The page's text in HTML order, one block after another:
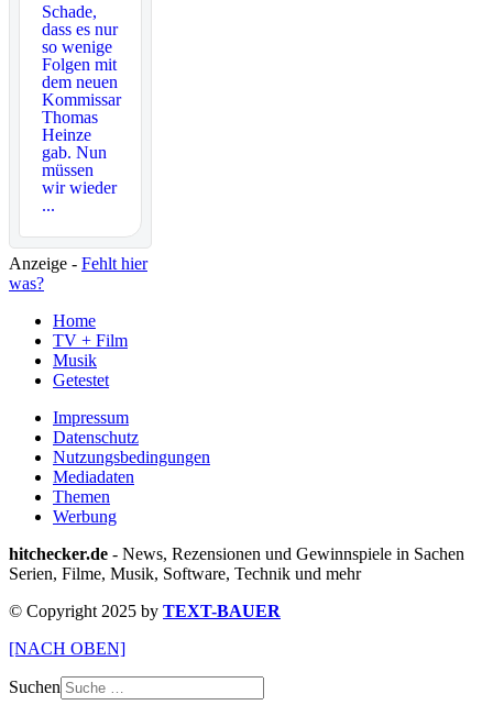
Schade,
dass es nur
so wenige
Folgen mit
dem neuen
Kommissar
Thomas
Heinze
gab. Nun
müssen
wir wieder
...
Anzeige - Fehlt hier
was?
Home
TV + Film
Musik
Getestet
Impressum
Datenschutz
Nutzungsbedingungen
Mediadaten
Themen
Werbung
hitchecker.de - News, Rezensionen und Gewinnspiele in Sachen
Serien, Filme, Musik, Software, Technik und mehr
© Copyright 2025 by TEXT-BAUER
[NACH OBEN]
Suchen